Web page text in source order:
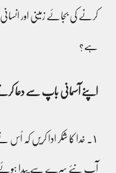
کرنے کی بجائے زمینی اور
ہے؟
اپنے آسمانی باپ سے دعا
١۔ خدا کا شکر ادا کریں کہ
آپ نئے سرے سے پیدا